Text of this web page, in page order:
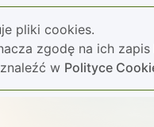
pliki cookies.
zgodę na ich
w Polityce